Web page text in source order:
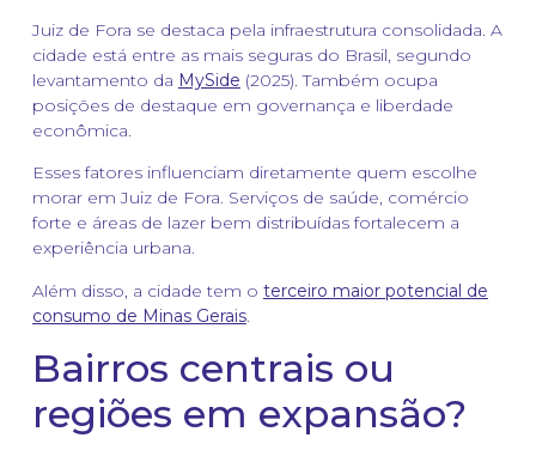
Juiz de Fora se destaca pela infraestrutura consolidada. A
cidade está entre as mais seguras do Brasil, segundo
levantamento da MySide (2025). Também ocupa
posições de destaque em governança e liberdade
econômica.
Esses fatores influenciam diretamente quem escolhe
morar em Juiz de Fora. Serviços de saúde, comércio
forte e áreas de lazer bem distribuídas fortalecem a
experiência urbana.
Além disso, a cidade tem o terceiro maior potencial de
consumo de Minas Gerais.
Bairros centrais ou
regiões em expansão?